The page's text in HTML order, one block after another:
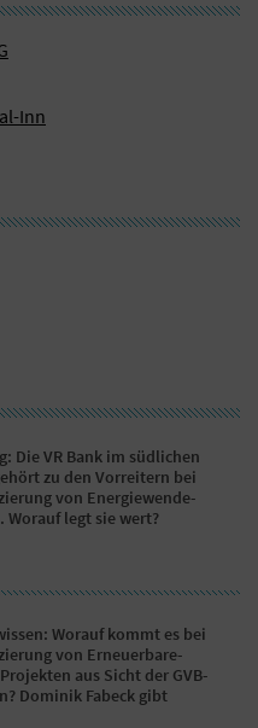
Inn
Die VR Bank im südlichen
zu den Vorreitern bei
von Energiewende-
Worauf legt sie wert?
Worauf kommt es bei
von Erneuerbare-
aus Sicht der GVB-
Dominik Fabeck gibt